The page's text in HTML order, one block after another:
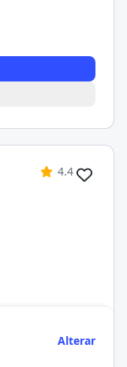
4.4
Alterar